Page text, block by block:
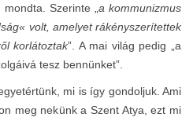
mondta. Szerinte „ a kommunizmus
volt, amelyet rákényszerítettek
korlátoztak”. A mai világ pedig „a
tesz bennünket”.
mi is így gondoljuk. Ami
meg nekünk a Szent Atya, ezt mi